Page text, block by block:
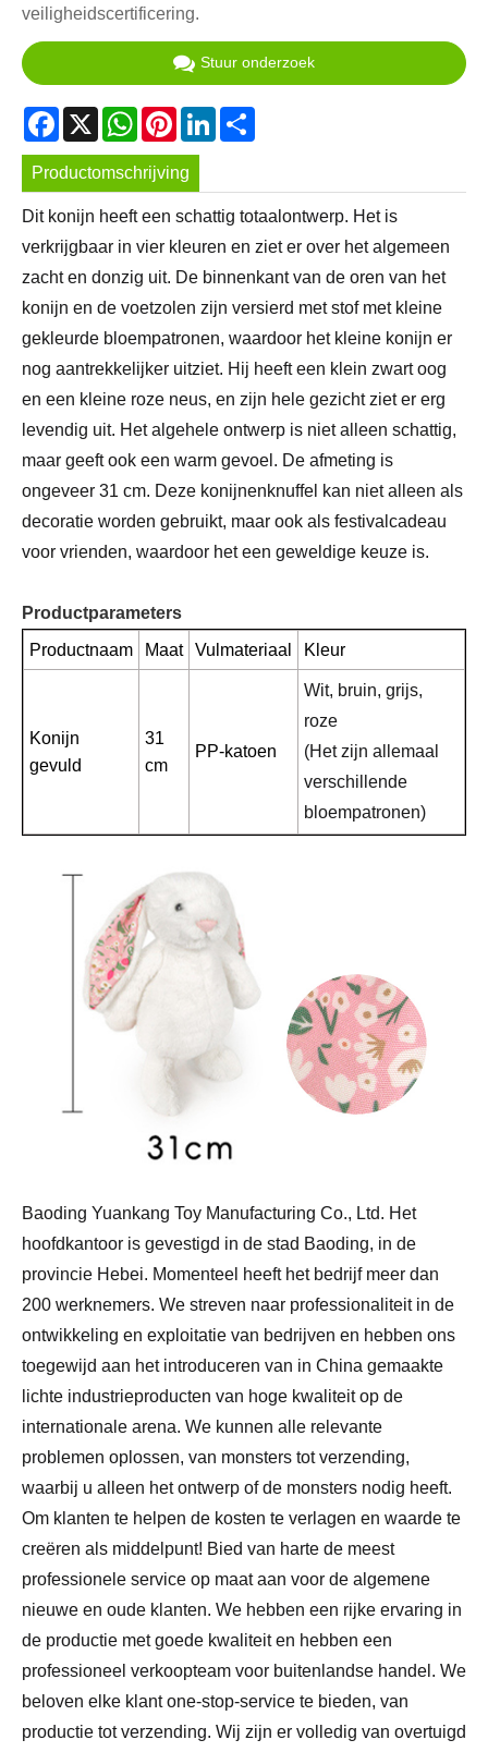
veiligheidscertificering.
Stuur onderzoek
Facebook
X WhatsApp
PinterestLinkedIn
Productomschrijving
Dit konijn heeft een schattig totaalontwerp. Het is
verkrijgbaar in vier kleuren en ziet er over het algemeen
zacht en donzig uit. De binnenkant van de oren van het
konijn en de voetzolen zijn versierd met stof met kleine
gekleurde bloempatronen, waardoor het kleine konijn er
nog aantrekkelijker uitziet. Hij heeft een klein zwart oog
en een kleine roze neus, en zijn hele gezicht ziet er erg
levendig uit. Het algehele ontwerp is niet alleen schattig,
maar geeft ook een warm gevoel. De afmeting is
ongeveer 31 cm. Deze konijnenknuffel kan niet alleen als
decoratie worden gebruikt, maar ook als festivalcadeau
voor vrienden, waardoor het een geweldige keuze is.
Productparameters
Productnaam
Maat Vulmateriaal Kleur
Konijn
gevuld
31
cm
PP-katoen
Wit, bruin, grijs,
roze
(Het zijn allemaal
verschillende
bloempatronen)
Baoding Yuankang Toy Manufacturing Co., Ltd. Het
hoofdkantoor is gevestigd in de stad Baoding, in de
provincie Hebei. Momenteel heeft het bedrijf meer dan
200 werknemers. We streven naar professionaliteit in de
ontwikkeling en exploitatie van bedrijven en hebben ons
toegewijd aan het introduceren van in China gemaakte
lichte industrieproducten van hoge kwaliteit op de
internationale arena. We kunnen alle relevante
problemen oplossen, van monsters tot verzending,
waarbij u alleen het ontwerp of de monsters nodig heeft.
Om klanten te helpen de kosten te verlagen en waarde te
creëren als middelpunt! Bied van harte de meest
professionele service op maat aan voor de algemene
nieuwe en oude klanten. We hebben een rijke ervaring in
de productie met goede kwaliteit en hebben een
professioneel verkoopteam voor buitenlandse handel. We
beloven elke klant one-stop-service te bieden, van
productie tot verzending. Wij zijn er volledig van overtuigd